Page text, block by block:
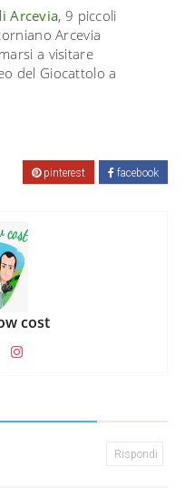
Arcevia, 9 piccoli
Arcevia
a visitare
del Giocattolo a
facebook
pinterest
cost
Rispondi